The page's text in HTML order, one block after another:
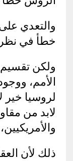
والتعدي
خطأ في نظر
ولكن
الأمم،
لروسيا خير
لابد من
ذلك لأن